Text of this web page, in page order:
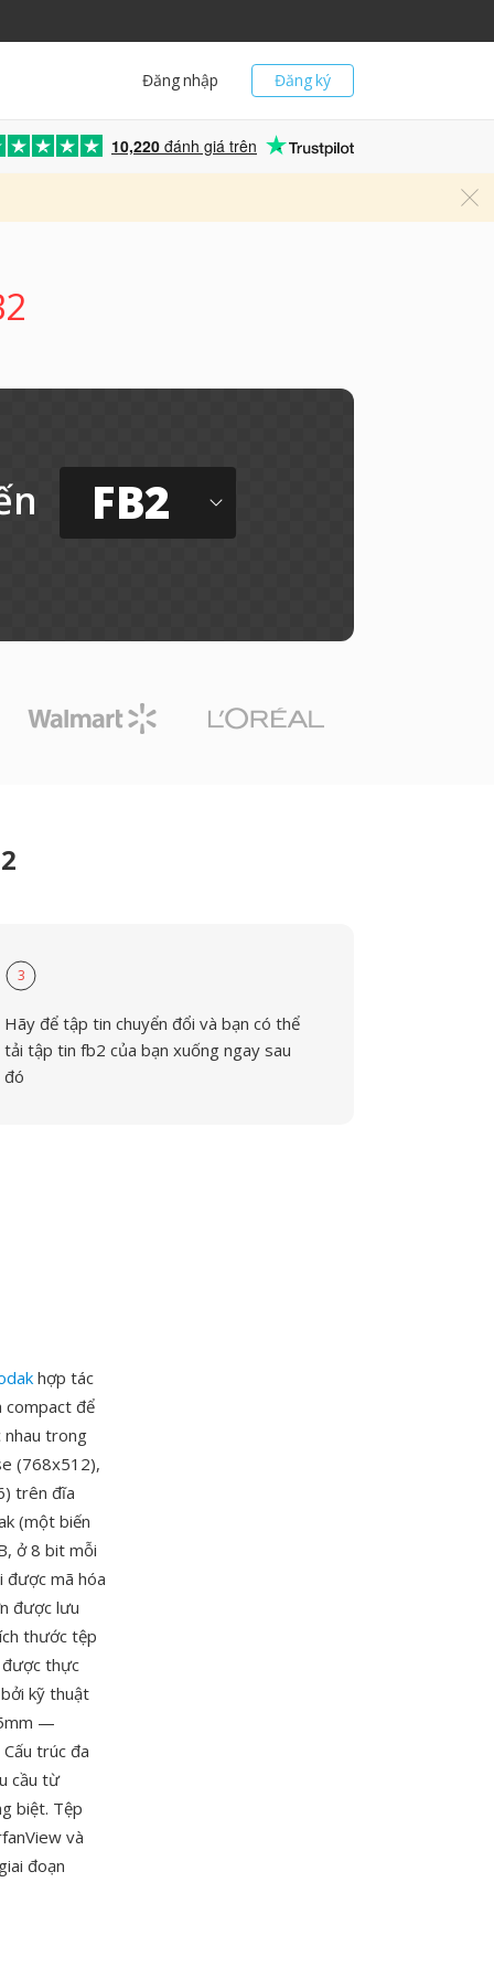
Đăng ký
Đăng nhập
10,220 đánh giá trên
FB2
3
Hãy để tập tin chuyển đổi và bạn có thể
tải tập tin fb2 của bạn xuống ngay sau
đó
hợp tác
compact để
nhau trong
(768x512),
trên đĩa
(một biến
ở 8 bit mỗi
được mã hóa
được lưu
thước tệp
được thực
kỹ thuật
—
trúc đa
cầu từ
biệt. Tệp
và
đoạn